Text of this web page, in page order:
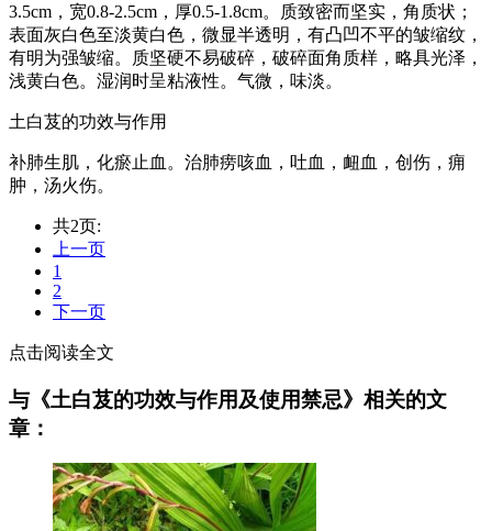
3.5cm，宽0.8-2.5cm，厚0.5-1.8cm。质致密而坚实，角质状；
表面灰白色至淡黄白色，微显半透明，有凸凹不平的皱缩纹，
有明为强皱缩。质坚硬不易破碎，破碎面角质样，略具光泽，
浅黄白色。湿润时呈粘液性。气微，味淡。
土白芨的功效与作用
补肺生肌，化瘀止血。治肺痨咳血，吐血，衄血，创伤，痈
肿，汤火伤。
共2页:
上一页
1
2
下一页
点击阅读全文
与《土白芨的功效与作用及使用禁忌》相关的文
章：